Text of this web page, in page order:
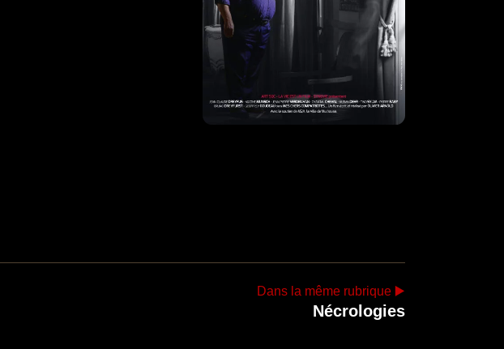
Dans la même rubrique ▶️
Nécrologies